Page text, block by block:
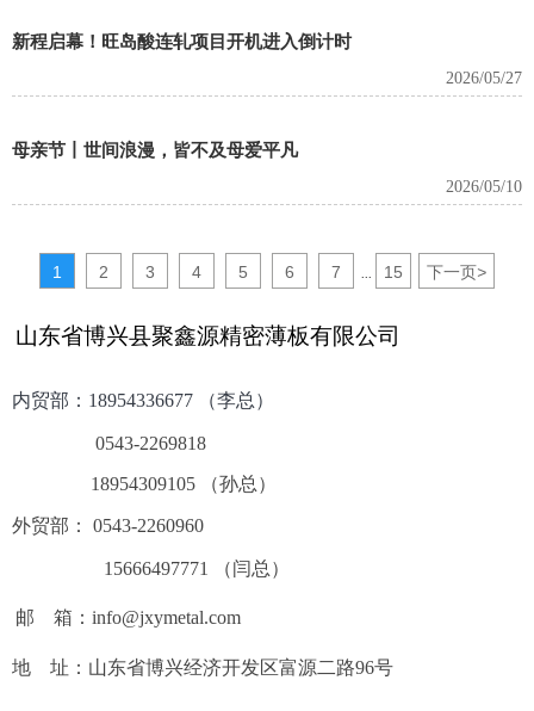
新程启幕！旺岛酸连轧项目开机进入倒计时
2026/05/27
母亲节丨世间浪漫，皆不及母爱平凡
2026/05/10
1 2 3 4 5 6 7 15 下一页>
山东省博兴县聚鑫源精密薄板有限公司
内贸部： 18954336677 （李总）
0543-2269818
18954309105 （孙总）
外贸部： 0543-2260960
15666497771 （闫总）
邮 箱：info@jxymetal.com
地 址：山东省博兴经济开发区富源二路96号